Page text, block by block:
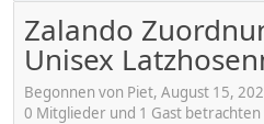
Zalando
Unisex
Begonnen von Piet, August 15,
0 Mitglieder und 1 Gast betrachten